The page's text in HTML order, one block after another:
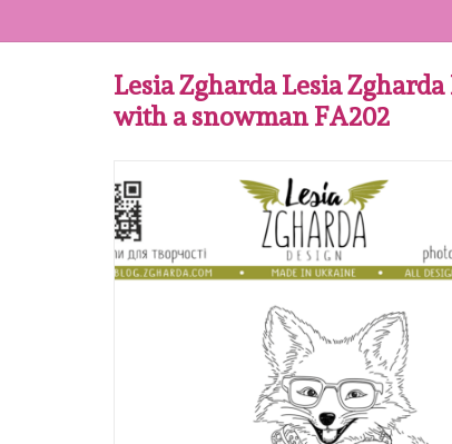
Lesia Zgharda Lesia
with a snowman FA202